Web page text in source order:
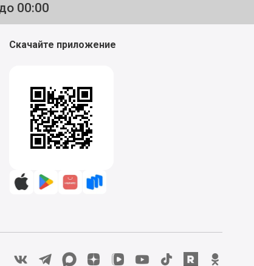
00:00
Скачайте приложение